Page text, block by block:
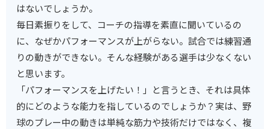
はないでしょうか。
毎日素振りをして、コーチの指導を素直に聞いているの
に、なぜかパフォーマンスが上がらない。試合では練習通
りの動きができない。そんな経験がある選手は少なくない
と思います。
「パフォーマンスを上げたい！」と言うとき、それは具体
的にどのような能力を指しているのでしょうか？実は、野
球のプレー中の動きは単純な筋力や技術だけではなく、複